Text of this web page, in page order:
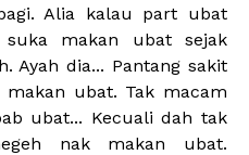
Alia kalau part ubat
suka makan ubat sejak
Ayah dia... Pantang sakit
ubat. Tak macam
ubat... Kecuali dah tak
nak makan ubat.